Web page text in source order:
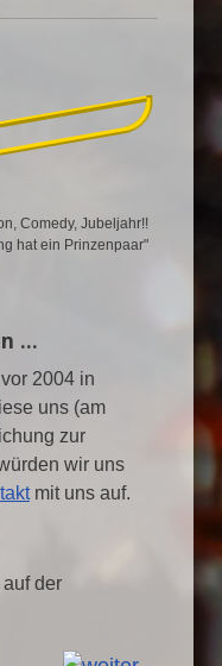
Comedy, Jubeljahr!!
hat ein Prinzenpaar"
...
2004 in
uns (am
zur
wir uns
mit uns auf.
der